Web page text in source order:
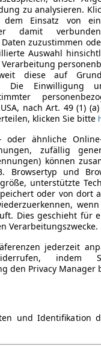
zu analysieren.
Einsatz von
damit
zuzustimmen
Auswahl
diese auf
Die Einwilligung
nach Art. 49 (1) (a)
klicken Sie bitte
oder ähnliche
zufällig
können
Browsertyp und
unterstützte
oder von dort
Dies geschieht für
Verarbeitungszwecke.
jederzeit
den Privacy Manager
und Identifikation